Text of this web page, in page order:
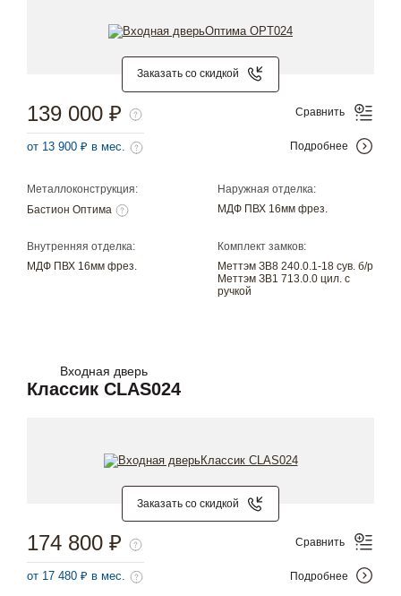
Заказать со скидкой
Металлоконструкция:
Бастион Оптима
Наружная отделка:
МДФ ПВХ 16мм фрез.
Внутренняя отделка:
МДФ ПВХ 16мм фрез.
Комплект замков:
Меттэм ЗВ8 240.0.1-18 сув. б/р
Меттэм ЗВ1 713.0.0 цил. с
ручкой
139 000 ₽
от 13 900 ₽ в мес.
Сравнить
Подробнее
Входная дверь
Классик CLAS024
Заказать со скидкой
174 800 ₽
от 17 480 ₽ в мес.
Сравнить
Подробнее